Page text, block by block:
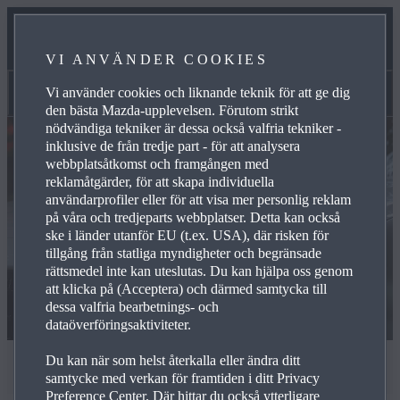
Företag
INBYTESPRIS
Bilansvarig
VI ANVÄNDER COOKIES
Vi använder cookies och liknande teknik för att ge dig
den bästa Mazda-upplevelsen. Förutom strikt
nödvändiga tekniker är dessa också valfria tekniker -
inklusive de från tredje part - för att analysera
webbplatsåtkomst och framgången med
reklamåtgärder, för att skapa individuella
användarprofiler eller för att visa mer personlig reklam
på våra och tredjeparts webbplatser. Detta kan också
ske i länder utanför EU (t.ex. USA), där risken för
tillgång från statliga myndigheter och begränsade
rättsmedel inte kan uteslutas. Du kan hjälpa oss genom
att klicka på (Acceptera) och därmed samtycka till
dessa valfria bearbetnings- och
dataöverföringsaktiviteter.
Du kan när som helst återkalla eller ändra ditt
samtycke med verkan för framtiden i ditt Privacy
Preference Center. Där hittar du också ytterligare